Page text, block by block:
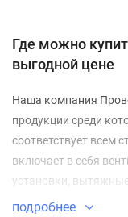
Где можно
выгодной цене
Наша компания
продукции среди
соответствует всем
включает в себя
установки,
элементы, а также
подробнее